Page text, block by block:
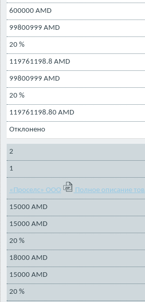
600000 AMD
99800999 AMD
20 %
119761198.8 AMD
99800999 AMD
20 %
119761198.80 AMD
Отклонено
2
1
«Проселс» ООО Полное описание
15000 AMD
15000 AMD
20 %
18000 AMD
15000 AMD
20 %